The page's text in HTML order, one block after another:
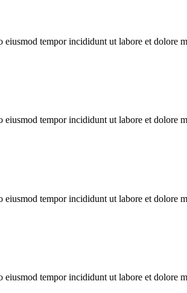
tempor incididunt ut labore et dolore
tempor incididunt ut labore et dolore
tempor incididunt ut labore et dolore
tempor incididunt ut labore et dolore